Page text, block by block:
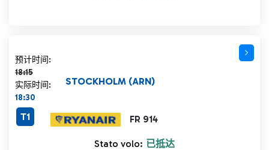
预计时间:
18:15
计划时间 18:15 删除线
实际时间:
18:30
FR 914
STOCKHOLM (ARN)
T1
Stato volo: 已抵达